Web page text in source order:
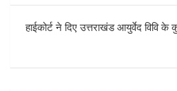
हाईकोर्ट ने दिए उत्तराखंड आयुर्वेद विवि